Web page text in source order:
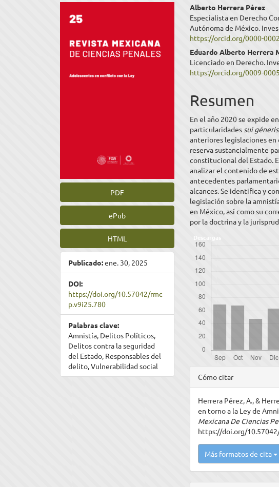
Barra
lateral
del
artículo
PDF
ePub
HTML
Publicado:ene. 30, 2025
DOI:
https://doi.org/10.57042/rmc
p.v9i25.780
Palabras clave:
Amnistía, Delitos Políticos,
Delitos contra la seguridad
del Estado, Responsables del
delito, Vulnerabilidad social
Contenido
principal
del
artículo
Alberto Herrera Pérez
Especialista en Derecho
Autónoma de México.
https://orcid.org/0000-
Eduardo Alberto Herrera
Licenciado en Derecho.
https://orcid.org/0009-
Resumen
En el año 2020 se expide
particularidades sui géneris
anteriores legislaciones
reserva sustancialmente
constitucional del Estado.
analizar el contenido de
antecedentes
alcances. Se identifica y
legislación sobre la
en México, así como su
por la doctrina y la
Descargas
Detalles
del
artículo
Cómo citar
Herrera Pérez, A., &
en torno a la Ley de
Mexicana De Ciencias
https://doi.org/
Más formatos de cita